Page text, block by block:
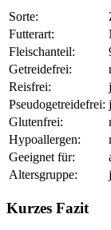
Sorte:
Futterart:
Fleischanteil:
Getreidefrei:
Reisfrei:
Pseudogetreidefrei:
Glutenfrei:
Hypoallergen:
Geeignet für:
Altersgruppe:
Kurzes Fazit